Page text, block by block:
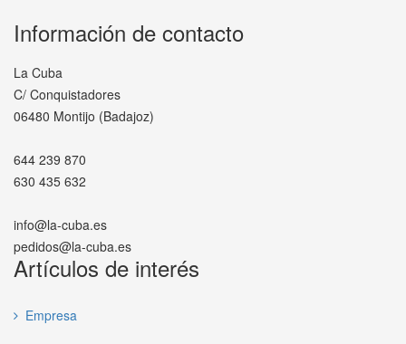
Información de contacto
La Cuba
C/ Conquistadores
06480 Montijo (Badajoz)
644 239 870
630 435 632
info@la-cuba.es
pedidos@la-cuba.es
Artículos de interés
Empresa